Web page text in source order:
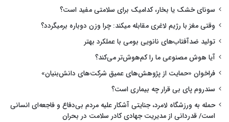
سونای خشک یا بخار، کدامیک برای سلامتی مفید است؟
وقتی مغز با رژیم لاغری مقابله میکند: چرا وزن دوباره برمیگردد؟
تولید ضدآفتاب‌های نانویی بومی با عملکرد بهتر
آیا هوش مصنوعی ما را کم‌هوش‌تر می‌کند؟
فراخوان «حمایت از پژوهش‌های عمیق شرکت‌های دانش‌بنیان»
سندروم پای بی قرار چه بیماری است؟
حمله به ورزشگاه لامرد، جنایتی آشکار علیه مردم بی‌دفاع و فاجعه‌ای انسانی
است/ قدردانی از مدیریت جهادی کادر سلامت در بحران